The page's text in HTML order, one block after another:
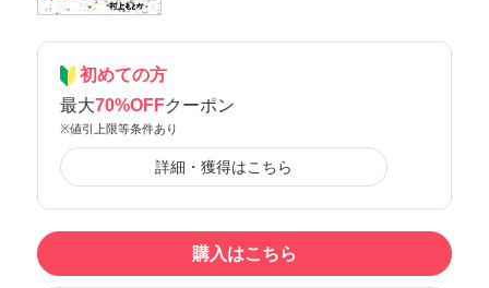
初めての方
最大70%OFFクーポン
※値引上限等条件あり
詳細・獲得はこちら
購入はこちら